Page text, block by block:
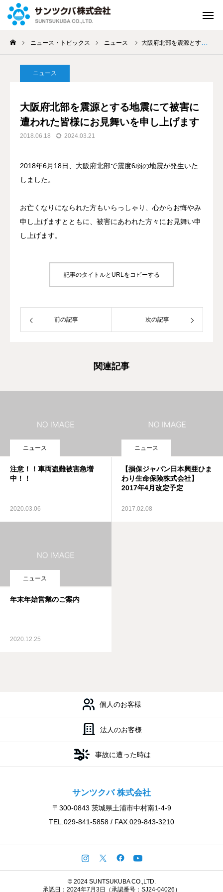
ニュース・トピックス ニュース 大阪府北部を震源とする地震にて被害に遭われた皆様にお見舞いを申し上げます
ニュース
大阪府北部を震源とする地震にて被害に
遭われた皆様にお見舞いを申し上げます
2018.06.18 2024.03.21
2018年6月18日、大阪府北部で震度6弱の地震が発生いた
しました。
お亡くなりになられた方もいらっしゃり、心からお悔やみ
申し上げますとともに、被害にあわれた方々にお見舞い申
し上げます。
記事のタイトルとURLをコピーする
前の記事 次の記事
関連記事
ニュース
注意！！車両盗難被害急増
中！！
2020.03.06
ニュース
【損保ジャパン日本興亜ひま
わり生命保険株式会社】
2017年4月改定予定
2017.02.08
ニュース
年末年始営業のご案内
2020.12.25
個人のお客様
法人のお客様
事故に遭った時は
サンツクバ 株式会社
〒300-0843 茨城県土浦市中村南1-4-9
TEL.029-841-5858 / FAX.029-843-3210
© 2024 SUNTSUKUBA CO.,LTD.
承認日：2024年7月3日（承認番号：SJ24-04026）
緊急連絡
来店してご相談 WEBでご相談
ホーム
私たちの取組み
私たちの強み
お知らせ